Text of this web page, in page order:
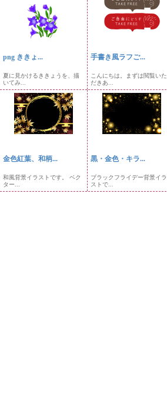
png ききょ...
夏に見かけるききょうを、描
いてみ...
手書き風ラフご...
こんにちは。まずは閲覧いた
だきあ...
金色紅葉、和柄...
和風背景イラストです。 ベク
ター...
黒・金色・キラ...
ブラックフライデー背景イラ
ストで...